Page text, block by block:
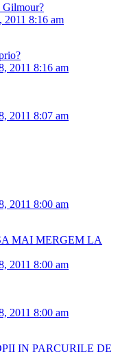
Gilmour?
2011 8:16 am
2011 8:16 am
2011 8:07 am
2011 8:00 am
MAI MERGEM LA
2011 8:00 am
2011 8:00 am
IN PARCURILE DE